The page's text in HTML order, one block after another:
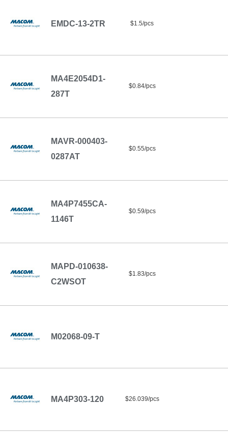
EMDC-13-2TR $1.5/pcs
MA4E2054D1-
287T
$0.84/pcs
MAVR-000403-
0287AT
$0.55/pcs
MA4P7455CA-
1146T
$0.59/pcs
MAPD-010638-
C2WSOT
$1.83/pcs
M02068-09-T
MA4P303-120 $26.039/pcs